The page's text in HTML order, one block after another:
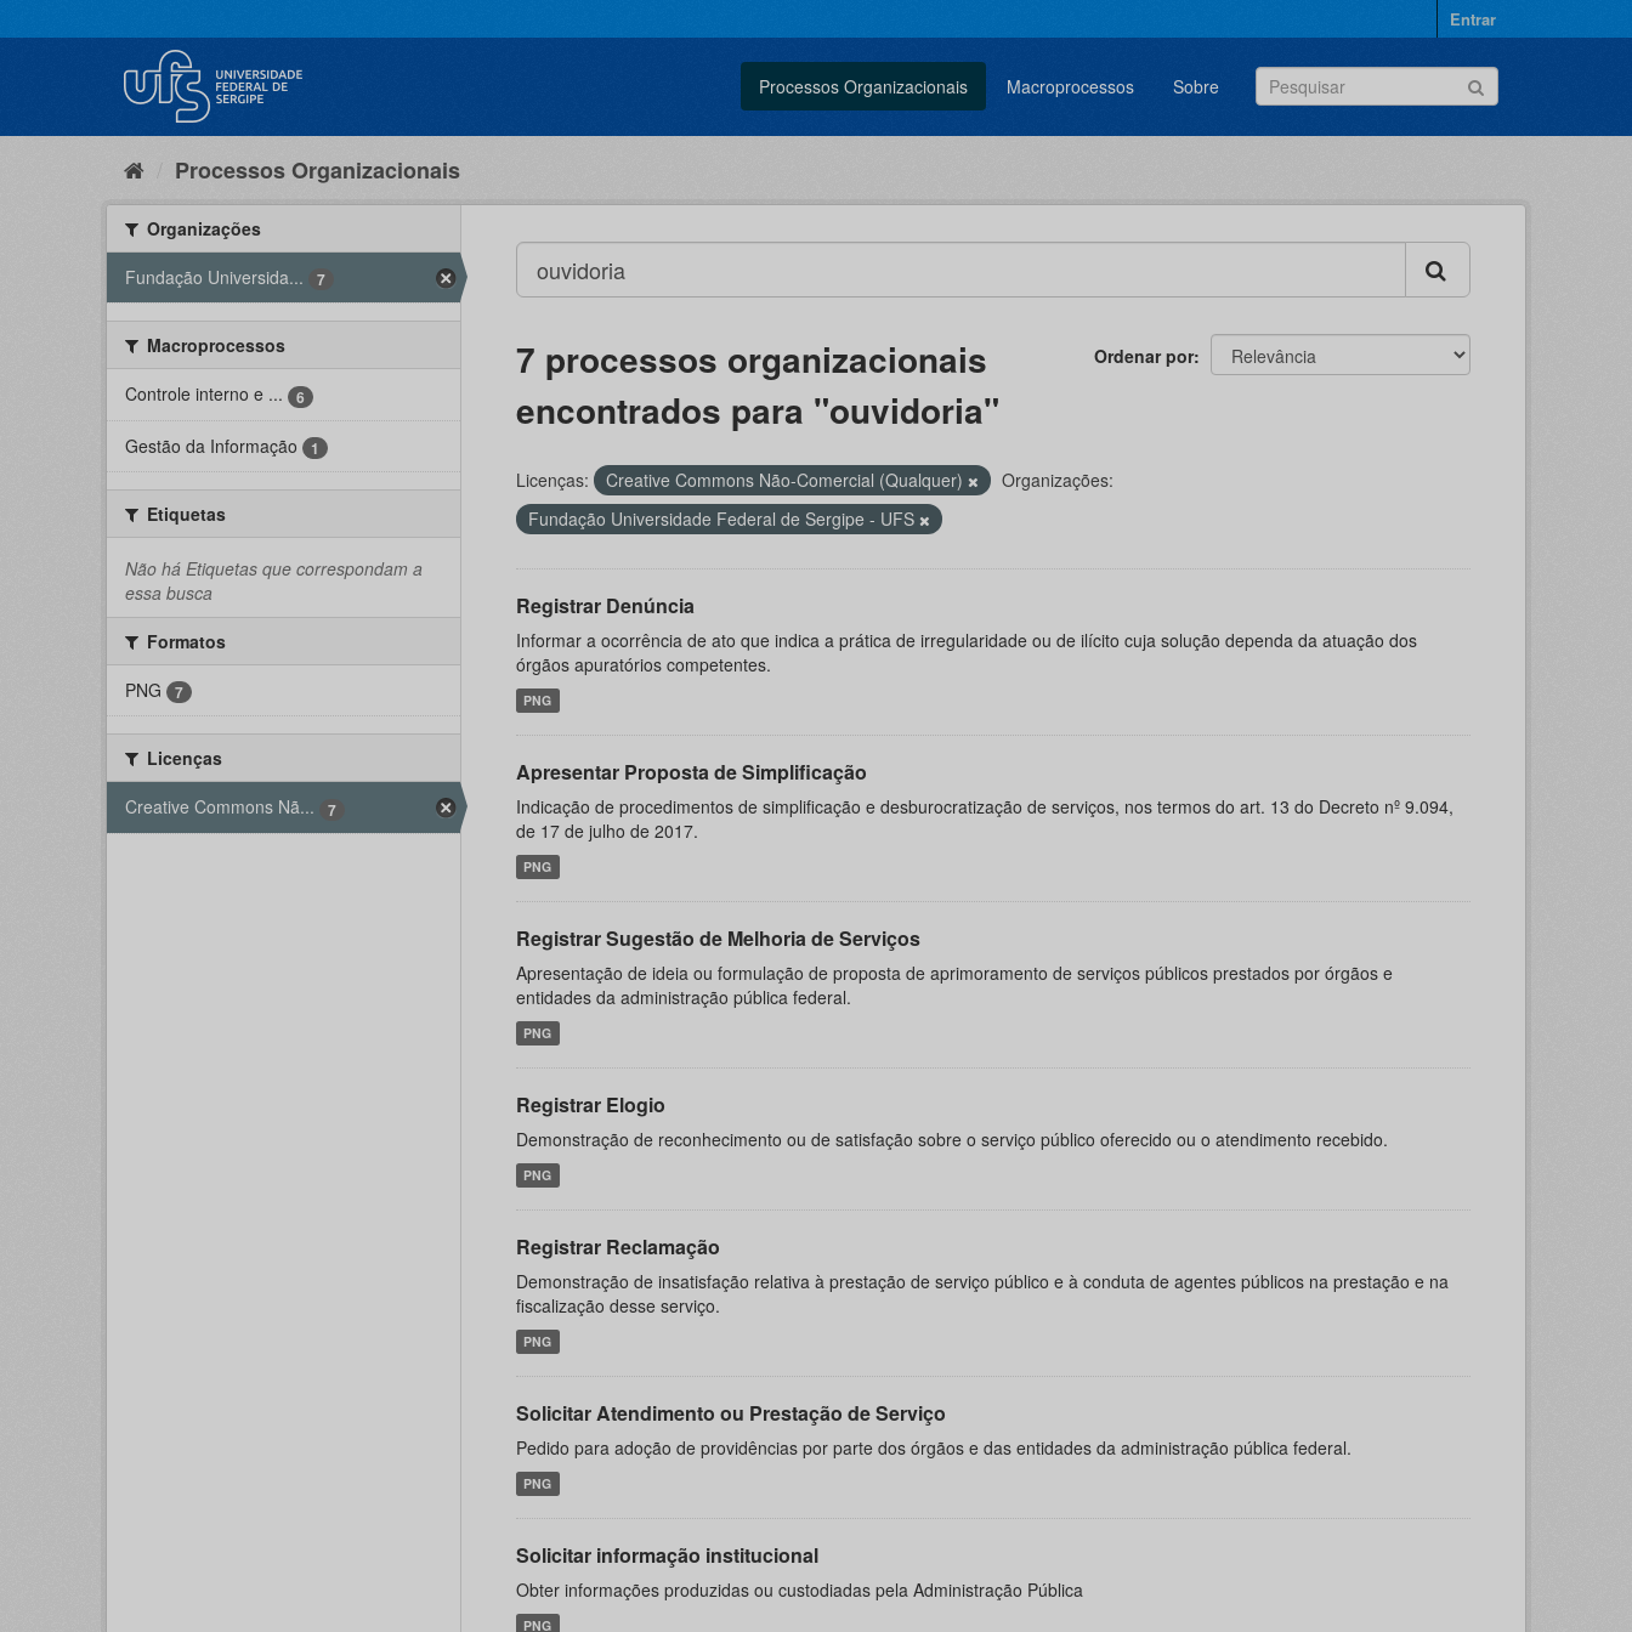
para
Entrar
Processos Organizacionais Macroprocessos Sobre
Processos Organizacionais
Organizações
Fundação Universida...
7
Macroprocessos
Controle interno e ...
6
Gestão da Informação 1
Etiquetas
Não há Etiquetas que correspondam a
essa busca
Formatos
PNG
7
Licenças
Creative Commons Nã...
7
Ordenar por
7 processos organizacionais
encontrados para "ouvidoria"
Licenças: Creative Commons Não-Comercial (Qualquer)
Organizações:
Fundação Universidade Federal de Sergipe - UFS
Registrar Denúncia
Informar a ocorrência de ato que indica a prática de irregularidade ou de ilícito cuja solução dependa da atuação dos
órgãos apuratórios competentes.
PNG
Apresentar Proposta de Simplificação
Indicação de procedimentos de simplificação e desburocratização de serviços, nos termos do art. 13 do Decreto nº 9.094,
de 17 de julho de 2017.
PNG
Registrar Sugestão de Melhoria de Serviços
Apresentação de ideia ou formulação de proposta de aprimoramento de serviços públicos prestados por órgãos e
entidades da administração pública federal.
PNG
Registrar Elogio
Demonstração de reconhecimento ou de satisfação sobre o serviço público oferecido ou o atendimento recebido.
PNG
Registrar Reclamação
Demonstração de insatisfação relativa à prestação de serviço público e à conduta de agentes públicos na prestação e na
fiscalização desse serviço.
PNG
Solicitar Atendimento ou Prestação de Serviço
Pedido para adoção de providências por parte dos órgãos e das entidades da administração pública federal.
PNG
Solicitar informação institucional
Obter informações produzidas ou custodiadas pela Administração Pública
PNG